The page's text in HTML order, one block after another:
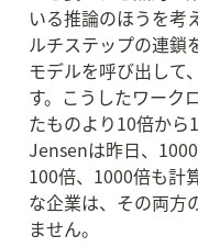
いる推論のほうを考
ルチステップの連鎖
モデルを呼び出して
す。こうしたワーク
たものより10倍から
Jensenは昨日、
100倍、1000倍も計
な企業は、その両方
ません。